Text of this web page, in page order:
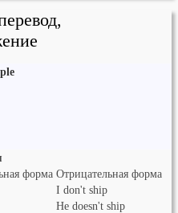
форма Отрицательная форма
I don't ship
He doesn't ship